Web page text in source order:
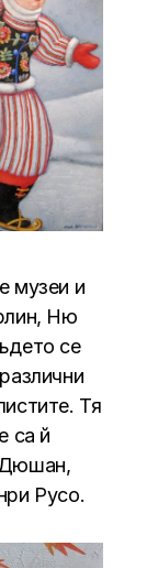
музеи и
Ню
се
Тя
са й
Дюшан,
Русо.